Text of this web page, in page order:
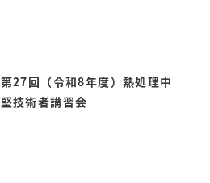
第27回（令和8年度）熱処理中
堅技術者講習会